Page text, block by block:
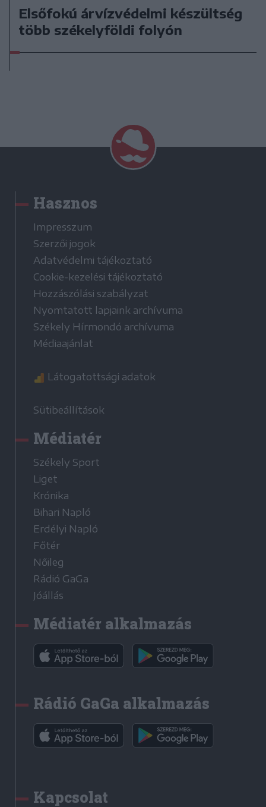
Elsőfokú árvízvédelmi készültség
több székelyföldi folyón
Hasznos
Impresszum
Szerzői jogok
Adatvédelmi tájékoztató
Cookie-kezelési tájékoztató
Hozzászólási szabályzat
Nyomtatott lapjaink archívuma
Székely Hírmondó archívuma
Médiaajánlat
Látogatottsági adatok
Sütibeállítások
Médiatér
Székely Sport
Liget
Krónika
Bihari Napló
Erdélyi Napló
Főtér
Nőileg
Rádió GaGa
Jóállás
Médiatér alkalmazás
Rádió GaGa alkalmazás
Kapcsolat